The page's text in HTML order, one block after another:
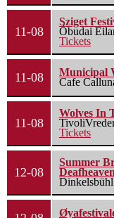
11-08
Sziget
Óbudai
Tickets
11-08
Municipal
Cafe
11-08
Wolves In
Tickets
12-08
Summer
Dinkelsbühl